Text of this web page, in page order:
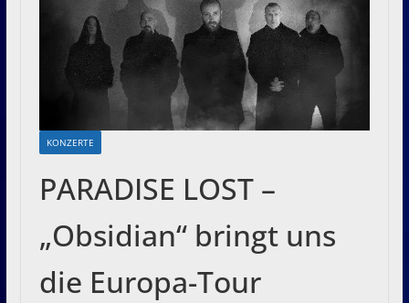
KONZERTE
PARADISE LOST –
„Obsidian“ bringt uns
die Europa-Tour